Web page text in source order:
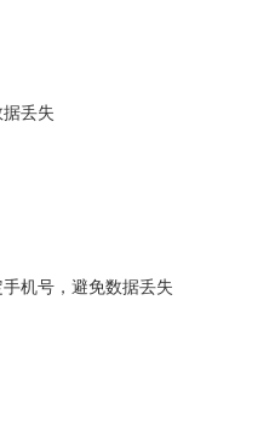
丢失
机号，避免数据丢失